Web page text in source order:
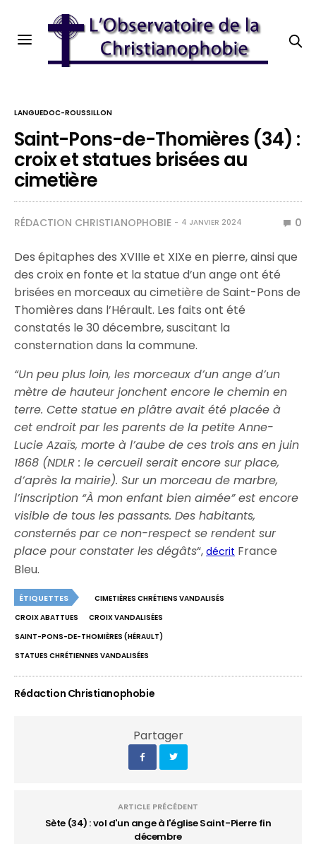
LANGUEDOC-ROUSSILLON
Saint-Pons-de-Thomières (34) :
croix et statues brisées au
cimetière
RÉDACTION CHRISTIANOPHOBIE 4 JANVIER 2024 0
Des épitaphes des XVIIIe et XIXe en pierre, ainsi que
des croix en fonte et la statue d’un ange ont été
brisées en morceaux au cimetière de Saint-Pons de
Thomières dans l’Hérault. Les faits ont été
constatés le 30 décembre, suscitant la
consternation dans la commune.
“Un peu plus loin, les morceaux d’un ange d’un
mètre de hauteur jonchent encore le chemin en
terre. Cette statue en plâtre avait été placée à
cet endroit par les parents de la petite Anne-
Lucie Azaïs, morte à l’aube de ces trois ans en juin
1868 (NDLR : le cercueil serait encore sur place,
d’après la mairie). Sur un morceau de marbre,
l’inscription “À mon enfant bien aimée” est encore
visible de tous les passants. Des habitants,
consternés par ce non-respect se rendent sur
place pour constater les dégâts“,décrit France
Bleu.
ÉTIQUETTES
CIMETIÈRES CHRÉTIENS VANDALISÉS
CROIX ABATTUES
CROIX VANDALISÉES
SAINT-PONS-DE-THOMIÈRES (HÉRAULT)
STATUES CHRÉTIENNES VANDALISÉES
Rédaction Christianophobie
Partager
ARTICLE PRÉCÉDENT
Sète (34) : vol d'un ange à l'église Saint-Pierre fin
décembre